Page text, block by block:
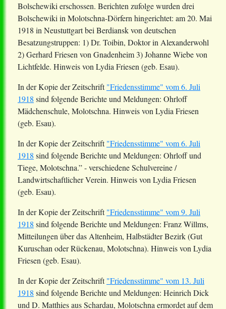
Bolschewiki erschossen. Berichten zufolge wurden drei
Bolschewiki in Molotschna-Dörfern hingerichtet: am 20. Mai
1918 in Neustuttgart beiBerdianskvon deutschen
Besatzungstruppen: 1) Dr. Toibin, Doktor in Alexanderwohl
2) Gerhard Friesen von Gnadenheim 3) Johanne Wiebe von
Lichtfelde. Hinweis von Lydia Friesen (geb. Esau).
In der Kopie der Zeitschrift"Friedensstimme" vom 6. Juli
1918 sind folgende Berichte und Meldungen: Ohrloff
Mädchenschule, Molotschna. Hinweis von Lydia Friesen
(geb. Esau).
In der Kopie der Zeitschrift"Friedensstimme" vom 6. Juli
1918 sind folgende Berichte und Meldungen: Ohrloffund
Tiege, Molotschna.” - verschiedene Schulvereine /
Landwirtschaftlicher Verein. Hinweis von Lydia Friesen
(geb. Esau).
In der Kopie der Zeitschrift"Friedensstimme" vom 9. Juli
1918 sind folgende Berichte und Meldungen: Franz Willms,
Mitteilungen über das Altenheim, Halbstädter Bezirk (Gut
Kuruschan oder Rückenau, Molotschna). Hinweis von Lydia
Friesen (geb. Esau).
In der Kopie der Zeitschrift"Friedensstimme" vom 13. Juli
1918 sind folgende Berichte und Meldungen: Heinrich Dick
und D. Matthies ausSchardau, Molotschna ermordet auf dem